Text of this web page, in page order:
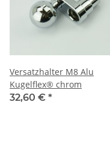
Versatzhalter M8 Alu
Kugelflex® chrom
32,60 € *